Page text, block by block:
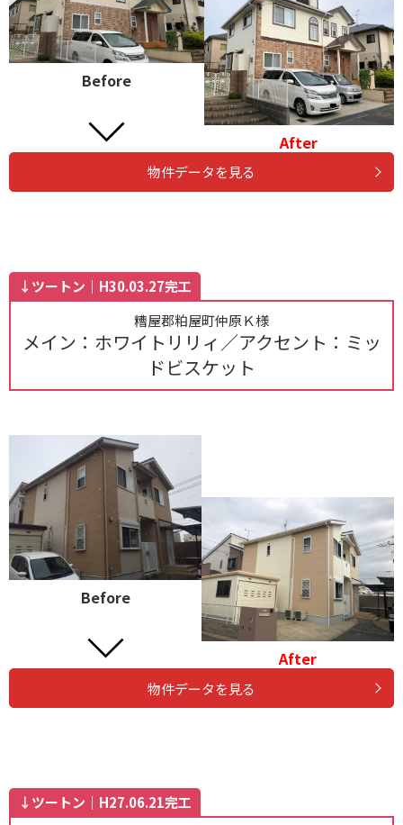
Before
After
物件データを見る
↓ツートン｜H30.03.27完工
糟屋郡粕屋町仲原Ｋ様
メイン：ホワイトリリィ／アクセント：ミッ
ドビスケット
Before
After
物件データを見る
↓ツートン｜H27.06.21完工